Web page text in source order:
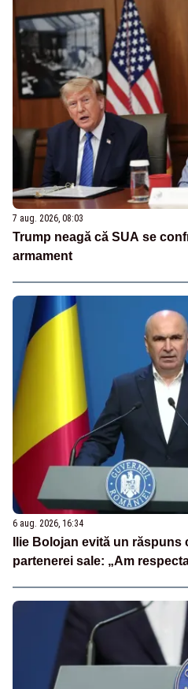
7 aug. 2026, 08:03
Trump neagă că SUA se
armament
6 aug. 2026, 16:34
Ilie Bolojan evită un răspuns
partenerei sale: „Am